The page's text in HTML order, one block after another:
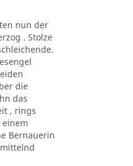
nun der
. Stolze
die
das
, rings
Bernauerin